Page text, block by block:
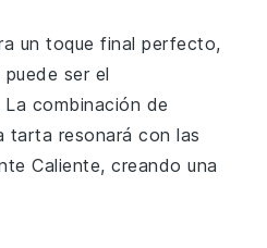
un toque final perfecto,
puede ser el
combinación de
tarta resonará con las
Caliente, creando una